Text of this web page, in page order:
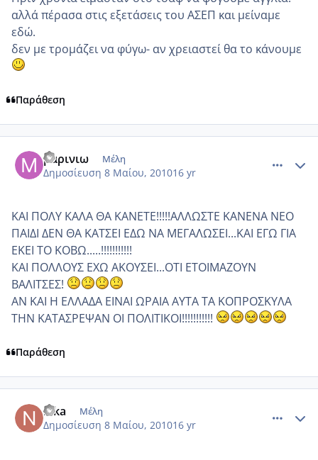
αλλά πέρασα στις εξετάσεις του ΑΣΕΠ και μείναμε
εδώ.
δεν με τρομάζει να φύγω- αν χρειαστεί θα το κάνουμε
Παράθεση
μαρινιω Μέλη
Δημοσίευση 8 Μαίου, 201016 yr
ΚΑΙ ΠΟΛΥ ΚΑΛΑ ΘΑ ΚΑΝΕΤΕ!!!!!ΑΛΛΩΣΤΕ ΚΑΝΕΝΑ ΝΕΟ
ΠΑΙΔΙ ΔΕΝ ΘΑ ΚΑΤΣΕΙ ΕΔΩ ΝΑ ΜΕΓΑΛΩΣΕΙ...ΚΑΙ ΕΓΩ ΓΙΑ
ΕΚΕΙ ΤΟ ΚΟΒΩ.....!!!!!!!!!!!
ΚΑΙ ΠΟΛΛΟΥΣ ΕΧΩ ΑΚΟΥΣΕΙ...ΟΤΙ ΕΤΟΙΜΑΖΟΥΝ
ΒΑΛΙΤΣΕΣ!
ΑΝ ΚΑΙ Η ΕΛΛΑΔΑ ΕΙΝΑΙ ΩΡΑΙΑ ΑΥΤΑ ΤΑ ΚΟΠΡΟΣΚΥΛΑ
ΤΗΝ ΚΑΤΑΣΡΕΨΑΝ ΟΙ ΠΟΛΙΤΙΚΟΙ!!!!!!!!!!!
Παράθεση
nika Μέλη
Δημοσίευση 8 Μαίου, 201016 yr